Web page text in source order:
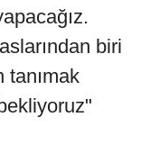
biri
tanımak